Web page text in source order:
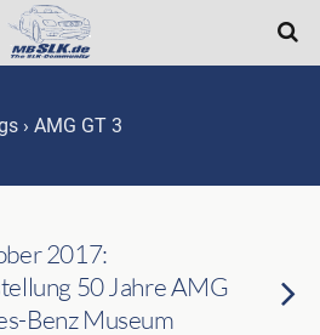
› AMG GT 3
2017:
50 Jahre AMG
Benz Museum